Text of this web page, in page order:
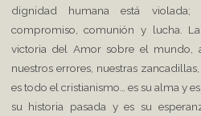
dignidad humana está violada;
compromiso, comunión y lucha.
victoria del Amor sobre el mundo,
nuestros errores, nuestras
es todo el cristianismo… es su alma y
su historia pasada y es su